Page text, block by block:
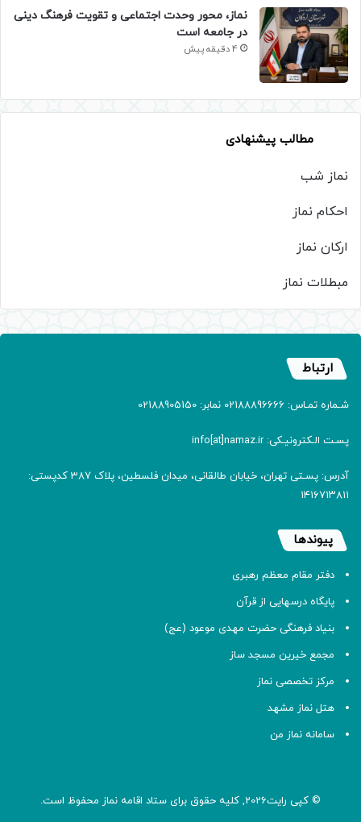
نماز، محور وحدت اجتماعی و تقویت فرهنگ دینی
در جامعه است
4 دقیقه پیش
مطالب پیشنهادی
نماز شب
احکام نماز
ارکان نماز
مبطلات نماز
ارتباط
شـماره تمـاس: 02188896666 نمابر: 02188905150
پسـت الـکترونیـکی: info[at]namaz.ir
آدرس: پسـتی تهران، خیابان طالقانی، میدان فلسطین، پلاک 387 کدپستی:
۱۴۱۶۷۱۳۸۱۱
پیوندها
دفتر مقام معظم رهبری
پایگاه درسهایی از قرآن
بنیاد فرهنگی حضرت مهدی موعود (عج)
مجمع خیرین مسجد ساز
مرکز تخصصی نماز
هتل نماز مشهد
سامانه نماز من
© کپی رایت2026, کلیه حقوق برای ستاد اقامه نماز محفوظ است.